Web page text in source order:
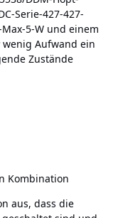
Serie-427-427-
5-W und einem
Aufwand ein
Zustände
Kombination
aus, dass die